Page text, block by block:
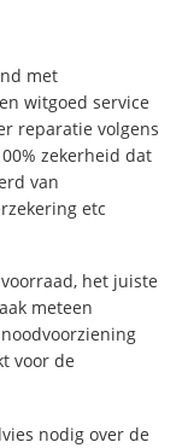
met
witgoed service
reparatie volgens
zekerheid dat
van
etc
het juiste
meteen
voor de
nodig over de